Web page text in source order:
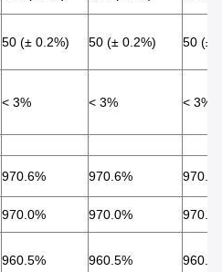
50 (± 0.2%) 50 (± 0.2%) 50 (±
< 3% < 3% < 3%
970.6% 970.6%
970.0% 970.0%
960.5% 960.5%